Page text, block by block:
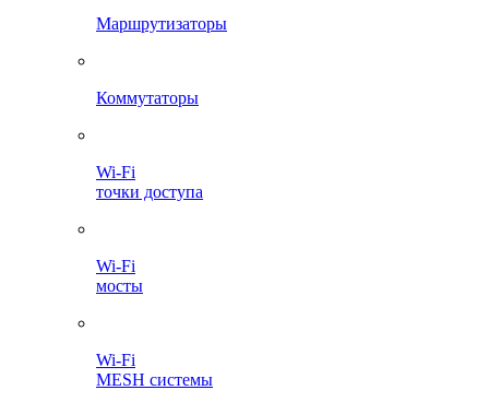
Маршрутизаторы
Коммутаторы
Wi-Fi
точки доступа
Wi-Fi
мосты
Wi-Fi
MESH системы